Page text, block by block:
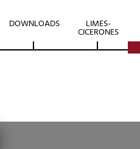
DOWNLOADS LIMES-
CICERONES